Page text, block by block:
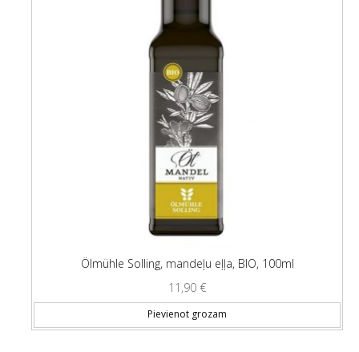
Ölmühle Solling, mandeļu eļļa, BIO, 100ml
11,90 €
Pievienot grozam